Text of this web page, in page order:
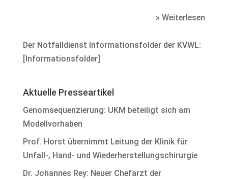
» Weiterlesen
Der Notfalldienst Informationsfolder der KVWL:
[Informationsfolder]
Aktuelle Presseartikel
Genomsequenzierung: UKM beteiligt sich am
Modellvorhaben
Prof. Horst übernimmt Leitung der Klinik für
Unfall-, Hand- und Wiederherstellungschirurgie
Dr. Johannes Rey: Neuer Chefarzt der